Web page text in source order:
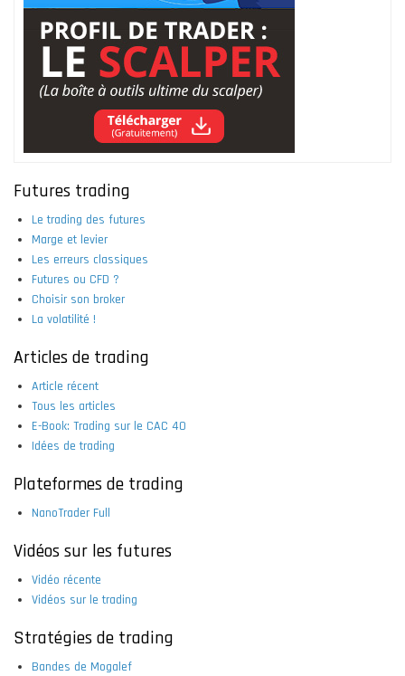
Futures trading
Le trading des futures
Marge et levier
Les erreurs classiques
Futures ou CFD ?
Choisir son broker
La volatilité !
Articles de trading
Article récent
Tous les articles
E-Book: Trading sur le CAC 40
Idées de trading
Plateformes de trading
NanoTrader Full
Vidéos sur les futures
Vidéo récente
Vidéos sur le trading
Stratégies de trading
Bandes de Mogalef